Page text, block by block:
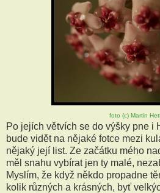
foto (c) Martin
Po jejích větvích se do výšky pne i
bude vidět na nějaké fotce mezi
nějaký její list. Ze začátku mého
měl snahu vybírat jen ty malé,
Myslím, že když někdo propadne
kolik různých a krásných, byť